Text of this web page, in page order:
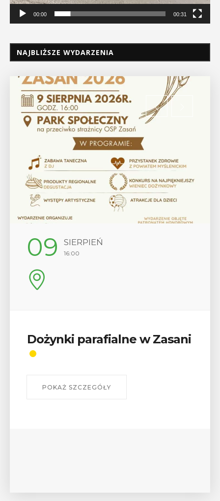
00:00 00:31
NAJBLIŻSZE WYDARZENIA
09 SIERPIEŃ
16:00
Dożynki parafialne w Zasani
POKAŻ SZCZEGÓŁY